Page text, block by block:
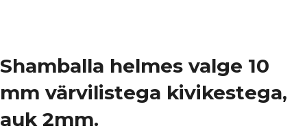
Shamballa helmes valge 10
mm värvilistega kivikestega,
auk 2mm.